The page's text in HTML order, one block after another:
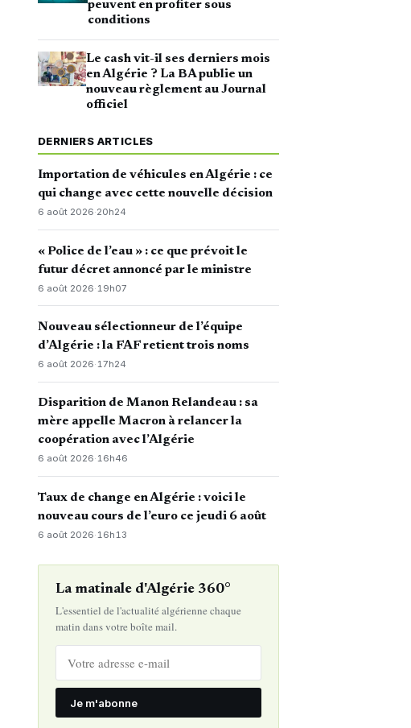
peuvent en profiter sous
conditions
Le cash vit-il ses derniers mois
en Algérie ? La BA publie un
nouveau règlement au Journal
officiel
DERNIERS ARTICLES
Importation de véhicules en Algérie : ce
qui change avec cette nouvelle décision
6 août 2026·20h24
« Police de l’eau » : ce que prévoit le
futur décret annoncé par le ministre
6 août 2026· 19h07
Nouveau sélectionneur de l’équipe
d’Algérie : la FAF retient trois noms
6 août 2026·17h24
Disparition de Manon Relandeau : sa
mère appelle Macron à relancer la
coopération avec l’Algérie
6 août 2026·16h46
Taux de change en Algérie : voici le
nouveau cours de l’euro ce jeudi 6 août
6 août 2026· 16h13
La matinale d'Algérie 360°
L'essentiel de l'actualité algérienne chaque
matin dans votre boîte mail.
Je m'abonne